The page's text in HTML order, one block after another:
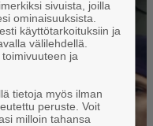
sivuista, joilla
ominaisuuksista.
käyttötarkoituksiin ja
välilehdellä.
ja
tietoja myös ilman
peruste. Voit
milloin tahansa